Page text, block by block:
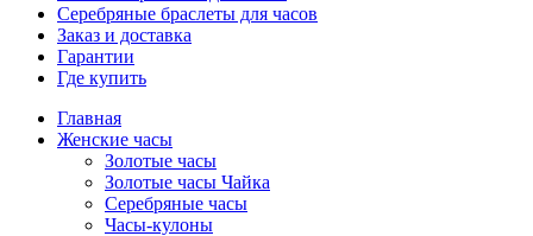
Серебряные браслеты для часов
Заказ и доставка
Гарантии
Где купить
Главная
Женские часы
Золотые часы
Золотые часы Чайка
Серебряные часы
Часы-кулоны